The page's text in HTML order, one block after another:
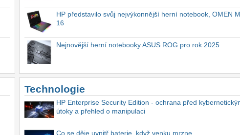
HP představilo svůj nejvýkonnější herní notebook, OMEN
16
Nejnovější herní notebooky ASUS ROG pro rok 2025
Technologie
HP Enterprise Security Edition - ochrana před
útoky a přehled o manipulaci
Co se děje uvnitř baterie, když venku mrzne